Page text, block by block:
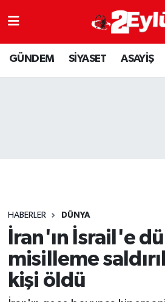
GÜNDEM SİYASET ASAYİŞ
HABERLER DÜNYA
İran'ın İsrail'e
misilleme
kişi öldü
ASAYİŞ
DÜNYA
SPOR
YAŞAM
Nöbetçi Eczaneler
Hava Durumu
Son Dakika Haberleri
Haber Arşivi